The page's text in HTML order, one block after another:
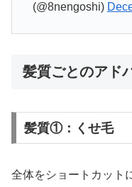
(@8nengoshi)
髪質ごとのアド
髪質①：くせ毛
全体をショートカット